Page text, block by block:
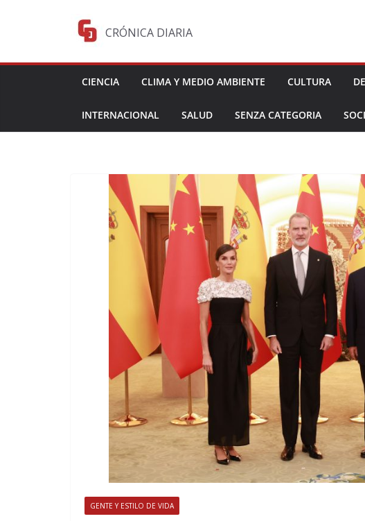
CRÓNICA DIARIA
CIENCIA CLIMA Y MEDIO AMBIENTE CULTURA
INTERNACIONAL SALUD SENZA CATEGORIA
GENTE Y ESTILO DE VIDA